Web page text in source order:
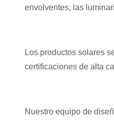
envolventes, las
Los productos solares
certificaciones de alta
Nuestro equipo de